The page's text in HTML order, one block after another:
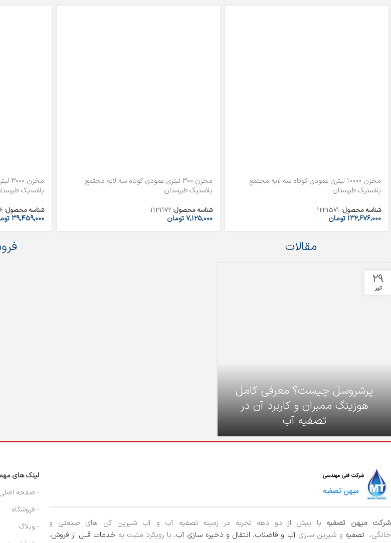
مخزن 10000 لیتری عمودی کوتاه سه لایه مجتمع
پلاستیک طبرستان
شناسه محصول: 1231571
۱۳۲,۶۷۶,۰۰۰ تومان
مخزن 300 لیتری عمودی کوتاه سه لایه مجتمع
پلاستیک طبرستان
شناسه محصول: 1131172
۷,۱۲۵,۰۰۰تومان
پلاستیک
شناسه محصول:
۳۹,۴۵۹,۰۰۰
مقالات
29
تیر
پرشروسل چیست؟ معرفی کامل
هوزینگ ممبران و کاربرد آن در
تصفیه آب
شرکت میهن تصفیه با بیش از دو دهه تجربه در زمینه تصفیه آب و آب شیرین کن های صنعتی و
خانگی، تصفیه و شیرین سازیآب و فاضلاب، انتقال و ذخیره سازی آب، با رویکرد مثبت به خدمات قبل از فروش،
لینک های
- صفحه اصلی
- فروشگاه
- وبلاگ